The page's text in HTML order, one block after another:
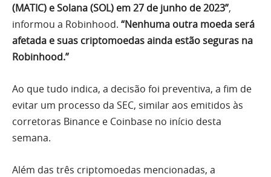
(MATIC) e Solana (SOL) em 27 de junho de 2023”,
informou a Robinhood. “Nenhuma outra moeda será
afetada e suas criptomoedas ainda estão seguras na
Robinhood.”
Ao que tudo indica, a decisão foi preventiva, a fim de
evitar um processo da SEC, similar aos emitidos às
corretoras Binance e Coinbase no início desta
semana.
Além das três criptomoedas mencionadas, a